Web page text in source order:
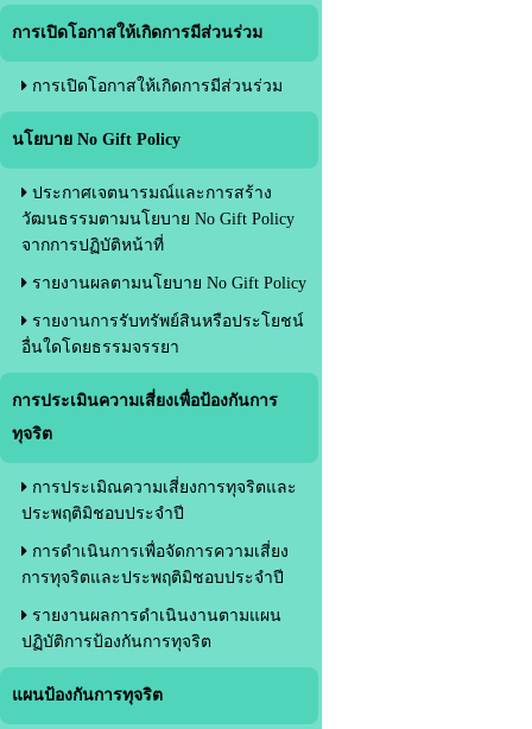
การเปิดโอกาสให้เกิดการมีส่วนร่วม
การเปิดโอกาสให้เกิดการมีส่วนร่วม
นโยบาย No Gift Policy
ประกาศเจตนารมณ์และการสร้าง
วัฒนธรรมตามนโยบาย No Gift Policy
จากการปฏิบัติหน้าที่
รายงานผลตามนโยบาย No Gift Policy
รายงานการรับทรัพย์สินหรือประโยชน์
อื่นใดโดยธรรมจรรยา
การประเมินความเสี่ยงเพื่อป้องกันการ
ทุจริต
การประเมิณความเสี่ยงการทุจริตและ
ประพฤติมิชอบประจำปี
การดำเนินการเพื่อจัดการความเสี่ยง
การทุจริตและประพฤติมิชอบประจำปี
รายงานผลการดำเนินงานตามแผน
ปฏิบัติการป้องกันการทุจริต
แผนป้องกันการทุจริต